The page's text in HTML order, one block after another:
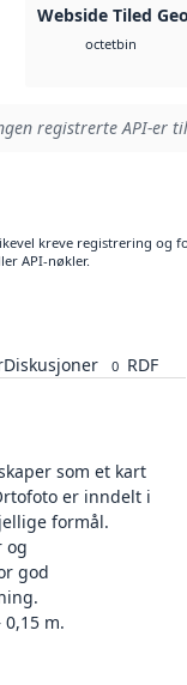
Webside Tiled
octetbin
registrerte API-er
kreve registrering og
API-nøkler.
Diskusjoner 0 RDF
som et kart
er inndelt i
formål.
og
god
m.